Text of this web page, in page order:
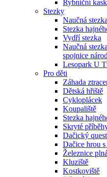
Rybniční
Stezky
Naučná
Stezka
Vydří stezka
Naučná
spojnice
Lesopark U
Pro děti
Záhada
Dětská hřiště
Cykloplácek
Koupaliště
Stezka
Skryté
Dačický quest
Dačice hrou
Železnice
Kluziště
Kostkoviště